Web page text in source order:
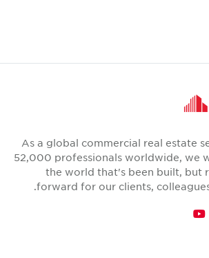
As a global commercial real estate
52,000 professionals worldwide, we
the world that's been built,
forward for our clients,
YouTube